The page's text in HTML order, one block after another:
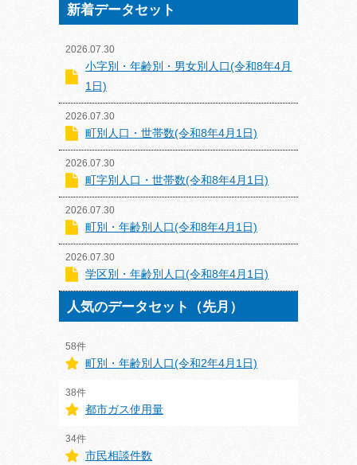
新着データセット
2026.07.30
小字別・年齢別・男女別人口(令和8年4月
1日)
2026.07.30
町別人口・世帯数(令和8年4月1日)
2026.07.30
町字別人口・世帯数(令和8年4月1日)
2026.07.30
町別・年齢別人口(令和8年4月1日)
2026.07.30
学区別・年齢別人口(令和8年4月1日)
人気のデータセット（先月）
58件
町別・年齢別人口(令和2年4月1日)
38件
都市ガス使用量
34件
市民相談件数